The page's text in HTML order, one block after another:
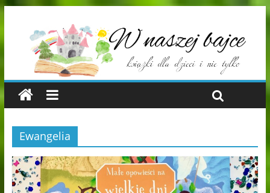
Ewangelia